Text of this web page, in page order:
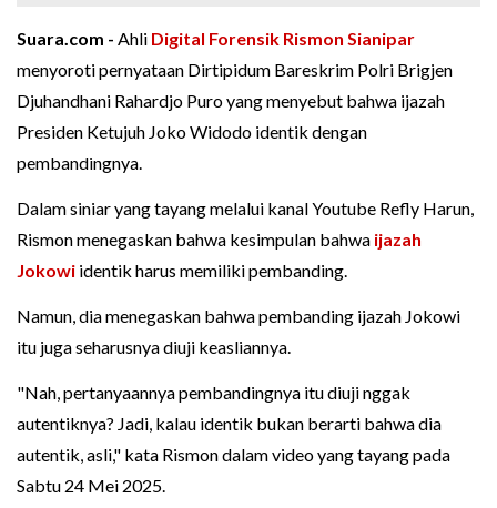
Suara.com - Ahli Digital Forensik Rismon Sianipar
menyoroti pernyataan Dirtipidum Bareskrim Polri Brigjen
Djuhandhani Rahardjo Puro yang menyebut bahwa ijazah
Presiden Ketujuh Joko Widodo identik dengan
pembandingnya.
Dalam siniar yang tayang melalui kanal Youtube Refly Harun,
Rismon menegaskan bahwa kesimpulan bahwa ijazah
Jokowi identik harus memiliki pembanding.
Namun, dia menegaskan bahwa pembanding ijazah Jokowi
itu juga seharusnya diuji keasliannya.
"Nah, pertanyaannya pembandingnya itu diuji nggak
autentiknya? Jadi, kalau identik bukan berarti bahwa dia
autentik, asli," kata Rismon dalam video yang tayang pada
Sabtu 24 Mei 2025.